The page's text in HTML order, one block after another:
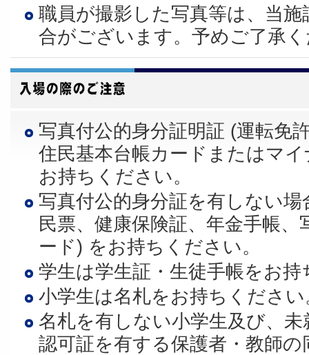
職員が撮影した写真等は、当
合がございます。予めご了承
写真付公的身分証明証 (運転免
住民基本台帳カードまたはマ
お持ちください。
写真付公的身分証を有しない
民票、健康保険証、年金手帳
ード) をお持ちください。
学生は学生証・生徒手帳をお
小学生は名札をお持ちください
名札を有しない小学生及び、
認可証を有する保護者・教師